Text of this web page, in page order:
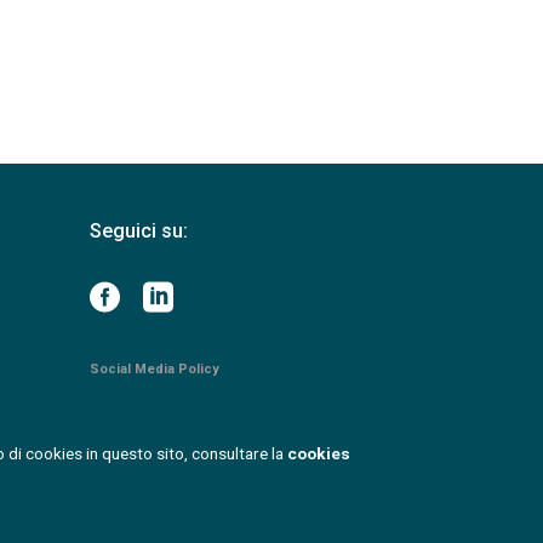
Seguici su:
Social Media Policy
di cookies in questo sito, consultare la cookies